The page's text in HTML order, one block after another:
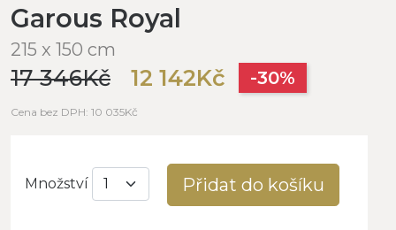
Garous Royal
215 x 150 cm
17 346Kč 12 142Kč -30%
Cena bez DPH: 10 035Kč
Množství Přidat do košíku